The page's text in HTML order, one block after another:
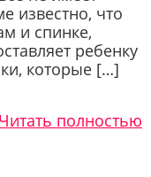
известно, что
и спинке,
ребенку
которые […]
Читать полностью